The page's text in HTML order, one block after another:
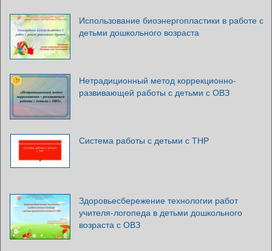
Использование биоэнергопластики в работе с
детьми дошкольного возраста
Нетрадиционный метод коррекционно-
развивающей работы с детьми с ОВЗ
Система работы с детьми с ТНР
Здоровьесбережение технологии работ
учителя-логопеда в детьми дошкольного
возраста с ОВЗ